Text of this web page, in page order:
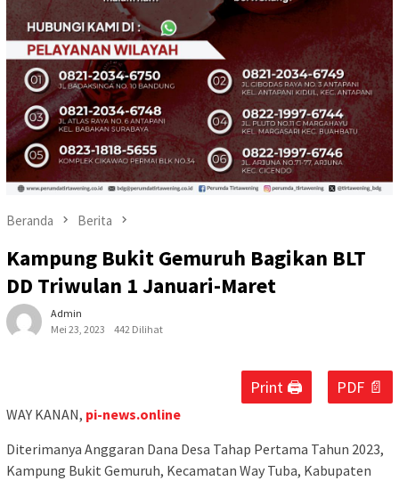
Beranda Berita
Kampung Bukit Gemuruh Bagikan BLT
DD Triwulan 1 Januari-Maret
Admin
Mei 23, 2023
442 Dilihat
Print 🖨 PDF 📄
WAY KANAN, pi-news.online
Diterimanya Anggaran Dana Desa Tahap Pertama Tahun 2023,
Kampung Bukit Gemuruh, Kecamatan Way Tuba, Kabupaten